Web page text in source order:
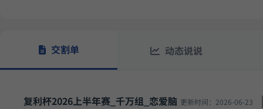
9月17日开始实盘 多重止损优化成长量化策略
交割单 动态说说
复利杯2026上半年赛_千万组_恋爱脑 更新时间：2026-06-23